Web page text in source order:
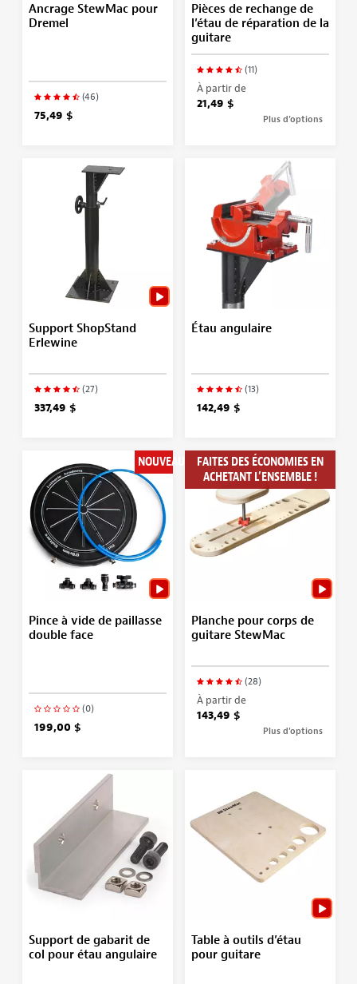
Ancrage StewMac pour
Dremel
(46)
75,49 $
Pièces de rechange de
l’étau de réparation de la
guitare
(11)
À partir de
21,49 $
Plus d’options
Support ShopStand
Erlewine
(27)
337,49 $
Étau angulaire
(13)
142,49 $
NOUVEAU
Pince à vide de paillasse
double face
(0)
199,00 $
FAITES DES ÉCONOMIES EN
ACHETANT L’ENSEMBLE !
Planche pour corps de
guitare StewMac
(28)
À partir de
143,49 $
Plus d’options
Support de gabarit de
col pour étau angulaire
Table à outils d’étau
pour guitare